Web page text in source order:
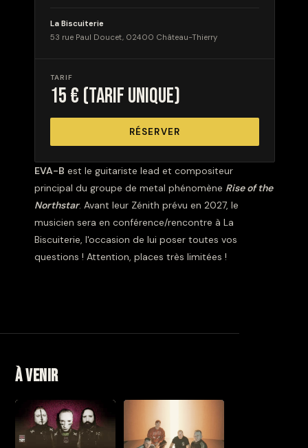
EVA-B est le guitariste lead et compositeur
principal du groupe de metal phénomène Rise of the
Northstar. Avant leur Zénith prévu en 2027, le
musicien sera en conférence/rencontre à La
Biscuiterie, l'occasion de lui poser toutes vos
questions ! Attention, places très limitées !
La Biscuiterie
53 rue Paul Doucet, 02400 Château-Thierry
TARIF
15 € (tarif unique)
RÉSERVER
À venir